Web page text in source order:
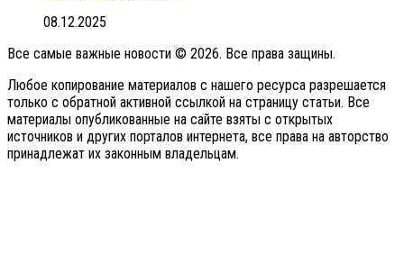
08.12.2025
Все самые важные новости © 2026. Все права защины.
Любое копирование материалов с нашего ресурса разрешается
только с обратной активной ссылкой на страницу статьи. Все
материалы опубликованные на сайте взяты с открытых
источников и других порталов интернета, все права на авторство
принадлежат их законным владельцам.